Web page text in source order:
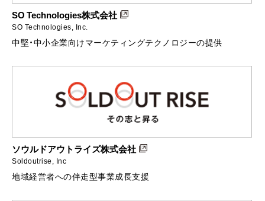
SO Technologies株式会社
SO Technologies, Inc.
中堅・中小企業向けマーケティングテクノロジーの提供
ソウルドアウトライズ株式会社
Soldoutrise, Inc
地域経営者への伴走型事業成長支援